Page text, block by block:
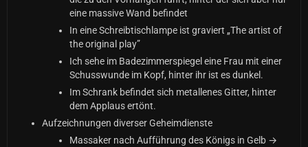
eine massive Wand befindet
In eine Schreibtischlampe ist graviert „The artist of
the original play”
Ich sehe im Badezimmerspiegel eine Frau mit einer
Schusswunde im Kopf, hinter ihr ist es dunkel.
Im Schrank befindet sich metallenes Gitter, hinter
dem Applaus ertönt.
Aufzeichnungen diverser Geheimdienste
Massaker nach Aufführung des Königs in Gelb →